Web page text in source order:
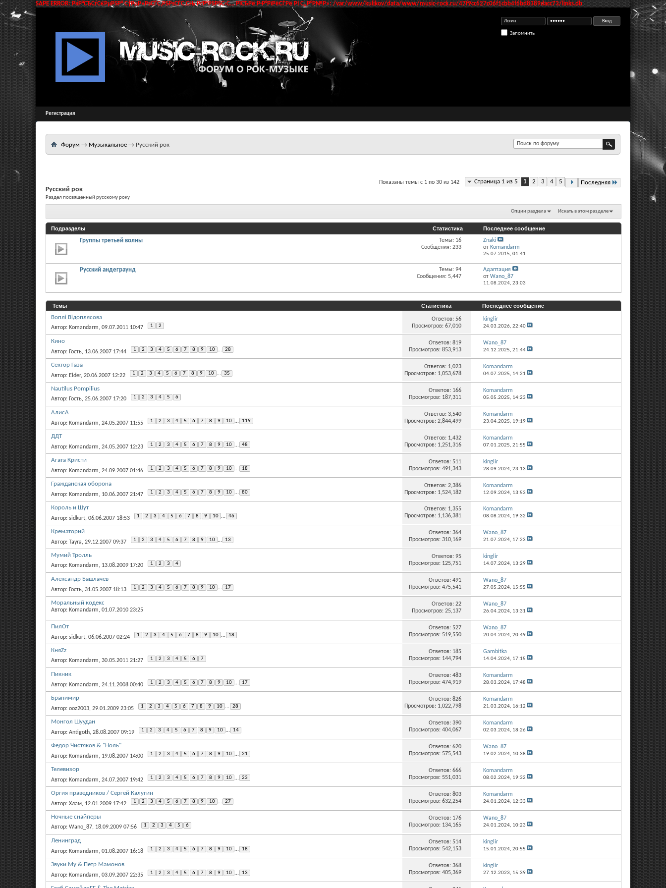
SAPE ERROR: РќР°СЂСѓС€РµРЅР° С†РµР»РѕСЃС‚РЅРѕСЃС‚СЊ РґР°РЅРЅС‹С… РїСЂРё Р·Р°РїРёСЃРё РІ С„Р°Р№Р»: /var/www/kulikov/data/www/music-rock.ru/47f9cc627c06f1cbb4f6bd8389dacc73/links.db
Запомнить
Регистрация
Форум → Музыкальное → Русский рок
Страница 1 из 5 1 2 3 4 5 Последняя
Показаны темы с 1 по 30 из 142
Русский рок
Раздел посвященный русскому року
Опции раздела Искать в этом разделе
Подразделы Статистика Последнее сообщение
Группы третьей волны
Темы: 16
Сообщения: 233
Znaki
от Komandarm
25.07.2015, 01:41
Русский андеграунд
Темы: 94
Сообщения: 5,447
Адаптация
от Wano_87
11.08.2024, 23:03
Темы Статистика Последнее сообщение
Воплі Відоплясова
Автор: Komandarm, 09.07.2011 10:47 1 2
Ответов:56
Просмотров: 67,010
kinglir
24.03.2026, 22:40
Кино
Автор: Гость, 13.06.2007 17:44 1 2 3 4 5 6 7 8 9 10 ... 28
Ответов:819
Просмотров: 853,913
Wano_87
24.12.2025, 21:44
Сектор Газа
Автор: Elder, 20.06.2007 12:22 1 2 3 4 5 6 7 8 9 10 ... 35
Ответов: 1,023
Просмотров: 1,053,678
Komandarm
04.07.2025, 14:21
Nautilus Pompilius
Автор: Гость, 25.06.2007 17:20 1 2 3 4 5 6
Ответов: 166
Просмотров: 187,311
Komandarm
05.05.2025, 14:23
АлисА
Автор: Komandarm, 24.05.2007 11:55 1 2 3 4 5 6 7 8 9 10 ... 119
Ответов:3,540
Просмотров: 2,844,499
Komandarm
23.04.2025, 19:19
ДДТ
Автор: Komandarm, 24.05.2007 12:23 1 2 3 4 5 6 7 8 9 10 ... 48
Ответов: 1,432
Просмотров: 1,251,316
Komandarm
07.01.2025, 21:55
Агата Кристи
Автор: Komandarm, 24.09.2007 01:46 1 2 3 4 5 6 7 8 9 10 ... 18
Ответов:511
Просмотров: 491,343
kinglir
28.09.2024, 23:13
Гражданская оборона
Автор: Komandarm, 10.06.2007 21:47 1 2 3 4 5 6 7 8 9 10 ... 80
Ответов:2,386
Просмотров: 1,524,182
Komandarm
12.09.2024, 13:53
Король и Шут
Автор: sidkurt, 06.06.2007 18:53 1 2 3 4 5 6 7 8 9 10 ... 46
Ответов: 1,355
Просмотров: 1,136,381
Komandarm
08.08.2024, 19:32
Крематорий
Автор: Tayra, 29.12.2007 09:37 1 2 3 4 5 6 7 8 9 10 ... 13
Ответов:364
Просмотров: 310,169
Wano_87
21.07.2024, 17:23
Мумий Тролль
Автор: Komandarm, 13.08.2009 17:20 1 2 3 4
Ответов:95
Просмотров: 125,751
kinglir
14.07.2024, 13:29
Александр Башлачев
Автор: Гость, 31.05.2007 18:13 1 2 3 4 5 6 7 8 9 10 ... 17
Ответов:491
Просмотров: 475,541
Wano_87
27.05.2024, 15:55
Моральный кодекс
Автор: Komandarm, 01.07.2010 23:25
Ответов:22
Просмотров: 25,137
Wano_87
26.04.2024, 13:31
ПилОт
Автор: sidkurt, 06.06.2007 02:24 1 2 3 4 5 6 7 8 9 10 ... 18
Ответов:527
Просмотров: 519,550
Wano_87
20.04.2024, 20:49
КняZz
Автор: Komandarm, 30.05.2011 21:27 1 2 3 4 5 6 7
Ответов: 185
Просмотров: 144,794
Gambitka
14.04.2024, 17:15
Пикник
Автор: Komandarm, 24.11.2008 00:40 1 2 3 4 5 6 7 8 9 10 ... 17
Ответов:483
Просмотров: 474,919
Komandarm
28.03.2024, 17:48
Бранимир
Автор: ooz2003, 29.01.2009 23:05 1 2 3 4 5 6 7 8 9 10 ... 28
Ответов:826
Просмотров: 1,022,798
Komandarm
21.03.2024, 16:12
Монгол Шуудан
Автор: Antigoth, 28.08.2007 09:19 1 2 3 4 5 6 7 8 9 10 ... 14
Ответов:390
Просмотров: 404,067
Komandarm
02.03.2024, 18:26
Федор Чистяков & "Ноль"
Автор: Komandarm, 19.08.2007 14:00 1 2 3 4 5 6 7 8 9 10 ... 21
Ответов:620
Просмотров: 575,543
Wano_87
19.02.2024, 10:38
Телевизор
Автор: Komandarm, 24.07.2007 19:42 1 2 3 4 5 6 7 8 9 10 ... 23
Ответов:666
Просмотров: 551,031
Komandarm
08.02.2024, 19:32
Оргия праведников / Сергей Калугин
Автор: Хлам, 12.01.2009 17:42 1 2 3 4 5 6 7 8 9 10 ... 27
Ответов:803
Просмотров: 632,254
Komandarm
24.01.2024, 12:33
Ночные снайперы
Автор: Wano_87, 18.09.2009 07:56 1 2 3 4 5 6
Ответов: 176
Просмотров: 134,165
Wano_87
24.01.2024, 10:23
Ленинград
Автор: Komandarm, 01.08.2007 16:18 1 2 3 4 5 6 7 8 9 10 ... 18
Ответов:514
Просмотров: 542,153
kinglir
15.01.2024, 20:55
Звуки Му & Петр Мамонов
Автор: Komandarm, 03.09.2007 22:35 1 2 3 4 5 6 7 8 9 10 ... 13
Ответов:368
Просмотров: 405,369
kinglir
27.12.2023, 15:39